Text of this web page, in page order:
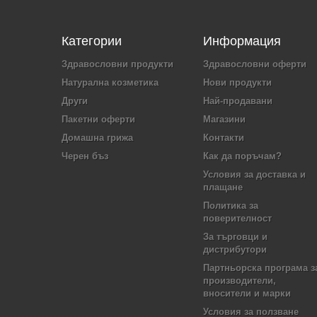
Категории
Здравословни продукти
Натурална козметика
Други
Пакетни оферти
Домашна грижа
Черен бъз
Информация
Здравословни оферти
Нови продукти
Най-продавани
Магазини
Контакти
Как да поръчам?
Условия за доставка и
плащане
Политика за
поверителност
За търговци и
дистрибутори
Партньорска програма
производители,
вносители и марки
Условия за ползване